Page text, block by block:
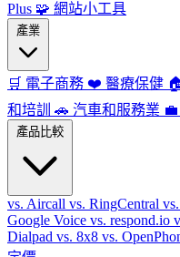
Plus 🧩 網站小工具
產業
🛒 電子商務 ❤️ 醫療保健
和培訓
🚗 汽車和服務業 💼
產品比較
vs. Aircall vs. RingCentral
Google Voice vs. respond.io
Dialpad vs. 8x8 vs.